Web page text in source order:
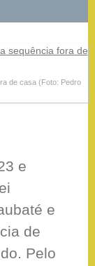
de casa (Foto: Pedro
e
e
de
Pelo